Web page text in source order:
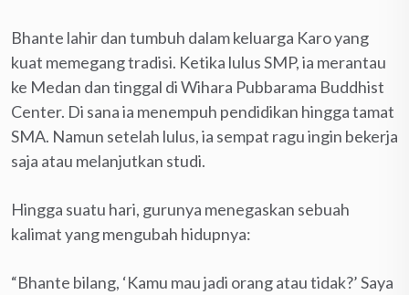
Bhante lahir dan tumbuh dalam keluarga Karo yang
kuat memegang tradisi. Ketika lulus SMP, ia merantau
ke Medan dan tinggal di Wihara Pubbarama Buddhist
Center. Di sana ia menempuh pendidikan hingga tamat
SMA. Namun setelah lulus, ia sempat ragu ingin bekerja
saja atau melanjutkan studi.
Hingga suatu hari, gurunya menegaskan sebuah
kalimat yang mengubah hidupnya:
“Bhante bilang, ‘Kamu mau jadi orang atau tidak?’ Saya